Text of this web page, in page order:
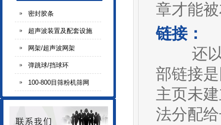
密封胶条
超声波装置及配套设施
网架/超声波网架
弹跳球/挡球环
100-800目筛粉机筛网
章才能
链接：
还以筛
部链接
主页未
法分配